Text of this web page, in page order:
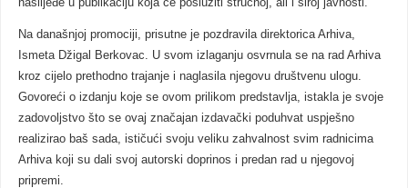
Na današnjoj promociji, prisutne je pozdravila direktorica Arhiva,
Ismeta Džigal Berkovac. U svom izlaganju osvrnula se na rad Arhiva
kroz cijelo prethodno trajanje i naglasila njegovu društvenu ulogu.
Govoreći o izdanju koje se ovom prilikom predstavlja, istakla je svoje
zadovoljstvo što se ovaj značajan izdavački poduhvat uspješno
realizirao baš sada, ističući svoju veliku zahvalnost svim radnicima
Arhiva koji su dali svoj autorski doprinos i predan rad u njegovoj
pripremi.